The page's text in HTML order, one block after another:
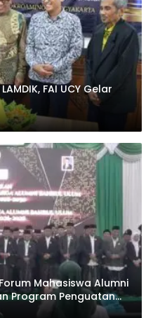
FAI UCY Gelar
Mahasiswa Alumni
Program Penguatan